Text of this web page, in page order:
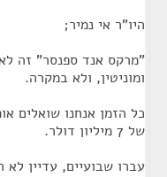
היו"ר אי נמיר;
"מרקס אנד ספנסר" זה
ומוניטין, ולא במקרה.
כל הזמן אנחנו שואלים
של 7 מיליון דולר.
עברו שבועיים, עדיין